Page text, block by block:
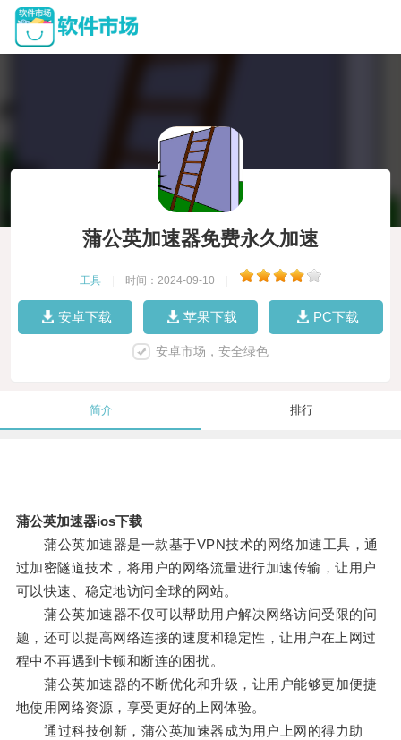
蒲公英加速器免费永久加速
工具 时间：2024-09-10
安卓下载 苹果下载 PC下载
安卓市场，安全绿色
简介 排行
蒲公英加速器ios下载
蒲公英加速器是一款基于VPN技术的网络加速工具，通
过加密隧道技术，将用户的网络流量进行加速传输，让用户
可以快速、稳定地访问全球的网站。
蒲公英加速器不仅可以帮助用户解决网络访问受限的问
题，还可以提高网络连接的速度和稳定性，让用户在上网过
程中不再遇到卡顿和断连的困扰。
蒲公英加速器的不断优化和升级，让用户能够更加便捷
地使用网络资源，享受更好的上网体验。
通过科技创新，蒲公英加速器成为用户上网的得力助